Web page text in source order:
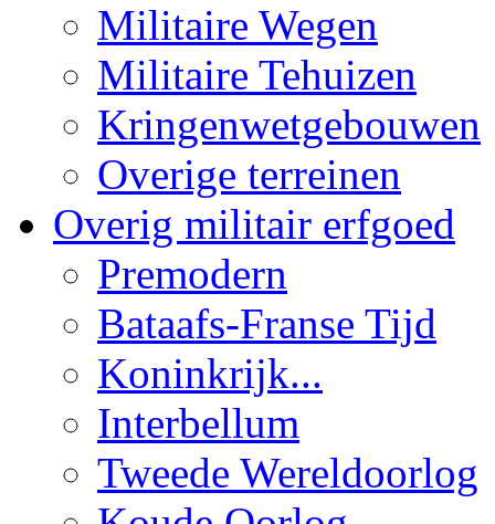
Militaire Wegen
Militaire Tehuizen
Kringenwetgebouwen
Overige terreinen
Overig militair erfgoed
Premodern
Bataafs-Franse Tijd
Koninkrijk...
Interbellum
Tweede Wereldoorlog